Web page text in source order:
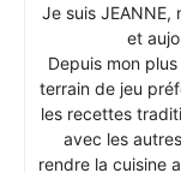
Je suis JEANNE,
et
Depuis mon
terrain de jeu
les recettes
avec les
rendre la cuisine